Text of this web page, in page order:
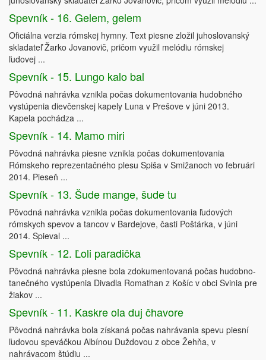
Spevník - 16. Gelem, gelem
Oficiálna verzia rómskej hymny. Text piesne zložil juhoslovanský
skladateľ Žarko Jovanovič, pričom využil melódiu rómskej
ľudovej ...
Spevník - 15. Lungo kalo bal
Pôvodná nahrávka vznikla počas dokumentovania hudobného
vystúpenia dievčenskej kapely Luna v Prešove v júni 2013.
Kapela pochádza ...
Spevník - 14. Mamo miri
Pôvodná nahrávka piesne vznikla počas dokumentovania
Rómskeho reprezentačného plesu Spiša v Smižanoch vo februári
2014. Pieseň ...
Spevník - 13. Šude mange, šude tu
Pôvodná nahrávka vznikla počas dokumentovania ľudových
rómskych spevov a tancov v Bardejove, časti Poštárka, v júni
2014. Spieval ...
Spevník - 12. Ľoli paradička
Pôvodná nahrávka piesne bola zdokumentovaná počas hudobno-
tanečného vystúpenia Divadla Romathan z Košíc v obci Svinia pre
žiakov ...
Spevník - 11. Kaskre ola duj čhavore
Pôvodná nahrávka bola získaná počas nahrávania spevu piesní
ľudovou speváčkou Albínou Duždovou z obce Žehňa, v
nahrávacom štúdiu ...